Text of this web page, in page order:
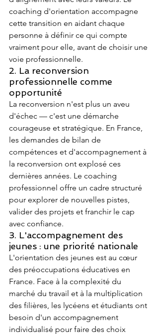
coaching d'orientation accompagne
cette transition en aidant chaque
personne à définir ce qui compte
vraiment pour elle, avant de choisir une
voie professionnelle.
2. La reconversion
professionnelle comme
opportunité
La reconversion n'est plus un aveu
d'échec — c'est une démarche
courageuse et stratégique. En France,
les demandes de bilan de
compétences et d'accompagnement à
la reconversion ont explosé ces
dernières années. Le coaching
professionnel offre un cadre structuré
pour explorer de nouvelles pistes,
valider des projets et franchir le cap
avec confiance.
3. L'accompagnement des
jeunes : une priorité nationale
L'orientation des jeunes est au cœur
des préoccupations éducatives en
France. Face à la complexité du
marché du travail et à la multiplication
des filières, les lycéens et étudiants ont
besoin d'un accompagnement
individualisé pour faire des choix